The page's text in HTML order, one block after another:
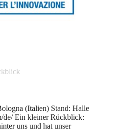
(Italien) Stand: Halle
de/ Ein kleiner Rückblick:
uns und hat unser